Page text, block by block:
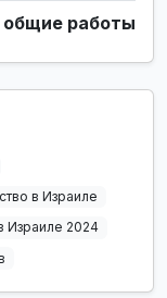
общие работы
в Израиле
Израиле 2024